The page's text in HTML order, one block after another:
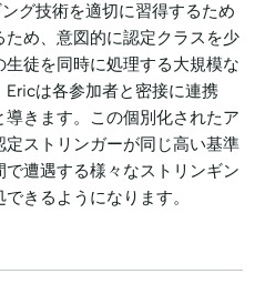
グ技術を適切に習得するため
め、意図的に認定クラスを少
徒を同時に処理する大規模な
は各参加者と密接に連携
きます。この個別化されたア
ストリンガーが同じ高い基準
遭遇する様々なストリンギン
きるようになります。